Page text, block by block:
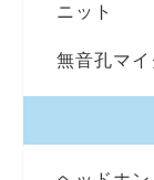
ニット
無音孔マイ